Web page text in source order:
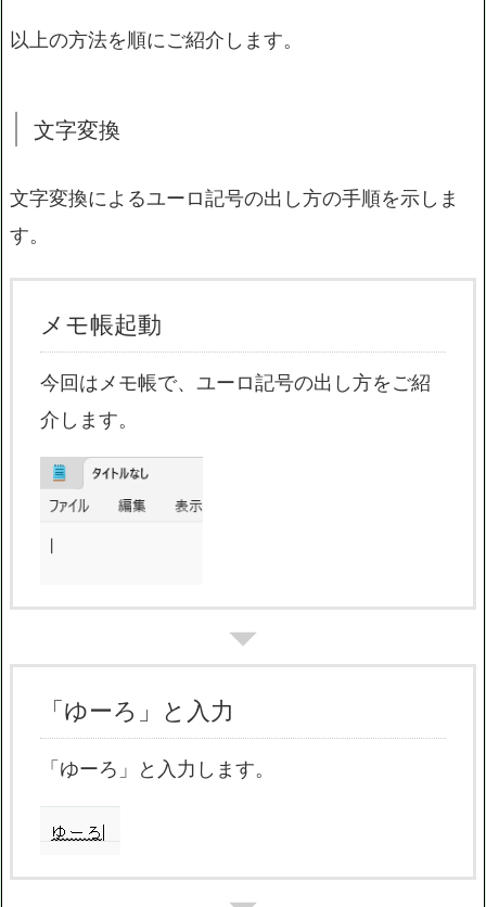
以上の方法を順にご紹介します。
文字変換
文字変換によるユーロ記号の出し方の手順を示しま
す。
メモ帳起動
今回はメモ帳で、ユーロ記号の出し方をご紹
介します。
「ゆーろ」と入力
「ゆーろ」と入力します。